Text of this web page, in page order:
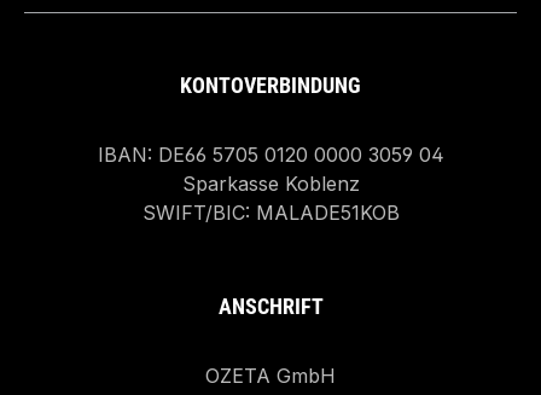
KONTOVERBINDUNG
IBAN: DE66 5705 0120 0000 3059 04
Sparkasse Koblenz
SWIFT/BIC: MALADE51KOB
ANSCHRIFT
OZETA GmbH